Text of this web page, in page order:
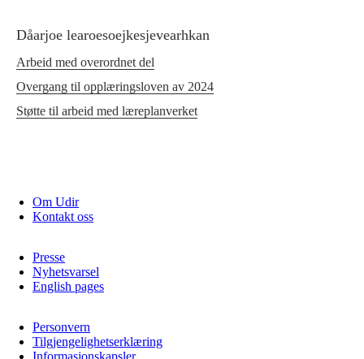
Dåarjoe learoesoejkesjevearhkan
Arbeid med overordnet del
Overgang til opplæringsloven av 2024
Støtte til arbeid med læreplanverket
Om Udir
Kontakt oss
Presse
Nyhetsvarsel
English pages
Personvern
Tilgjengelighetserklæring